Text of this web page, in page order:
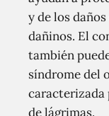
y de los
dañinos. El
también
síndrome del
de lágrimas.